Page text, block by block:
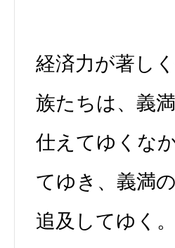
経済力が著し
族たちは、義
仕えてゆくな
てゆき、義満
追及してゆく